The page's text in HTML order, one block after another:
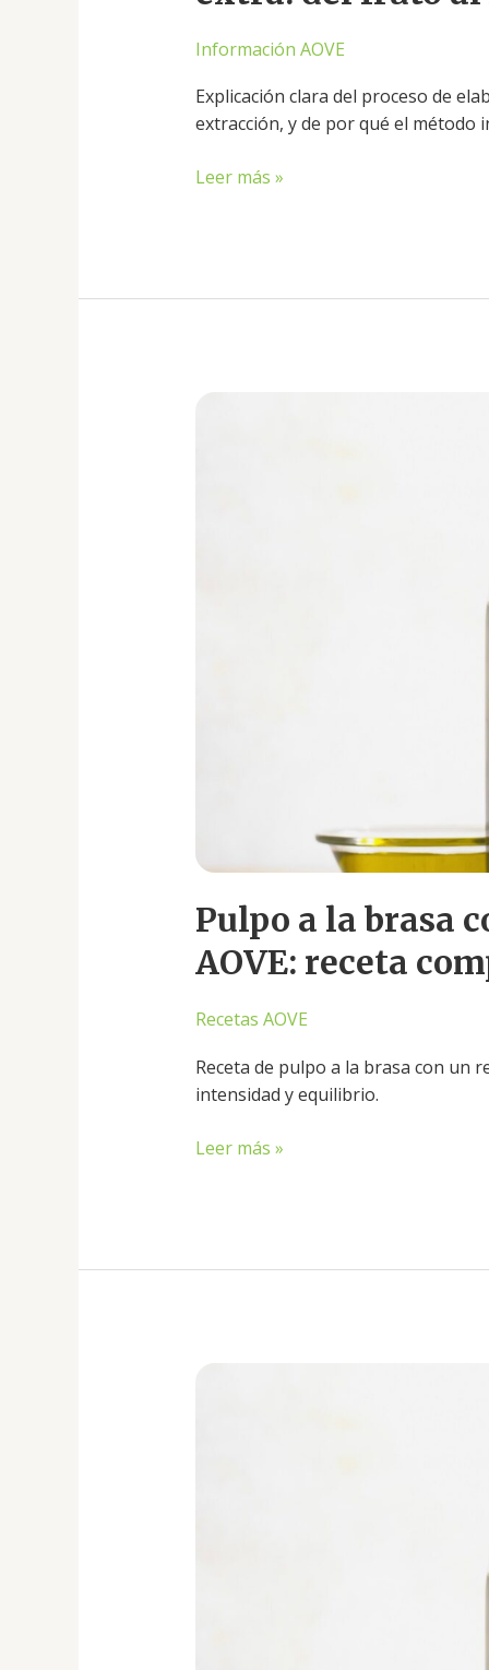
Información AOVE
Explicación clara del proceso de
extracción, y de por qué el método
Leer más »
Pulpo a la brasa
AOVE: receta
Recetas AOVE
Receta de pulpo a la brasa con un
intensidad y equilibrio.
Leer más »